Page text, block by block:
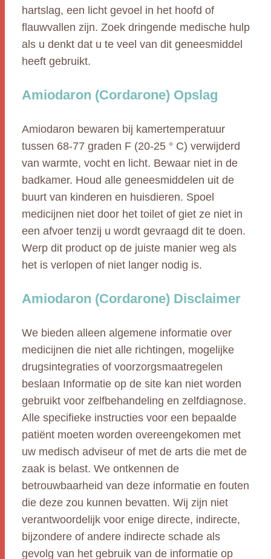
hartslag, een licht gevoel in het hoofd of
flauwvallen zijn. Zoek dringende medische hulp
als u denkt dat u te veel van dit geneesmiddel
heeft gebruikt.
Amiodaron (Cordarone) Opslag
Amiodaron bewaren bij kamertemperatuur
tussen 68-77 graden F (20-25 ° C) verwijderd
van warmte, vocht en licht. Bewaar niet in de
badkamer. Houd alle geneesmiddelen uit de
buurt van kinderen en huisdieren. Spoel
medicijnen niet door het toilet of giet ze niet in
een afvoer tenzij u wordt gevraagd dit te doen.
Werp dit product op de juiste manier weg als
het is verlopen of niet langer nodig is.
Amiodaron (Cordarone) Disclaimer
We bieden alleen algemene informatie over
medicijnen die niet alle richtingen, mogelijke
drugsintegraties of voorzorgsmaatregelen
beslaan Informatie op de site kan niet worden
gebruikt voor zelfbehandeling en zelfdiagnose.
Alle specifieke instructies voor een bepaalde
patiënt moeten worden overeengekomen met
uw medisch adviseur of met de arts die met de
zaak is belast. We ontkennen de
betrouwbaarheid van deze informatie en fouten
die deze zou kunnen bevatten. Wij zijn niet
verantwoordelijk voor enige directe, indirecte,
bijzondere of andere indirecte schade als
gevolg van het gebruik van de informatie op